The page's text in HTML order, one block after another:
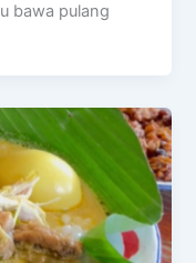
bawa pulang